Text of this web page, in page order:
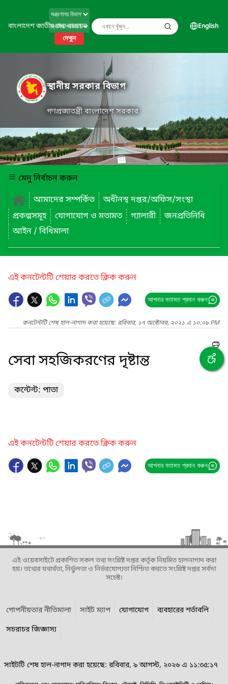
বাংলাদেশ জাতীয় তথ্য বাতায়ন
দেখুন
English
স্থানীয় সরকার বিভাগ
গণপ্রজাতন্ত্রী বাংলাদেশ সরকার
মেনু নির্বাচন করুন
আমাদের সম্পর্কিত
অধীনস্থ দপ্তর/অফিস/সংস্থা
প্রকল্পসমূহ
যোগাযোগ ও মতামত গ্যালারী
জনপ্রতিনিধি
আইন / বিধিমালা
এই কনটেন্টটি শেয়ার করতে ক্লিক করুন
আপনার মতামত প্রদান করুন
কনটেন্টটি শেষ হাল-নাগাদ করা হয়েছে: রবিবার, ১৭ অক্টোবর, ২০২১ এ ১০:০৯ PM
সেবা সহজিকরণের দৃষ্টান্ত
কন্টেন্ট: পাতা
এই কনটেন্টটি শেয়ার করতে ক্লিক করুন
আপনার মতামত প্রদান করুন
এই ওয়েবসাইটে প্রকাশিত সকল তথ্য সংশ্লিষ্ট দপ্তর কর্তৃক নিয়মিত হালনাগাদ করা
হয়। তথ্যের যথার্থতা, নির্ভুলতা ও নির্ভরযোগ্যতা নিশ্চিত করতে সংশ্লিষ্ট দপ্তর সর্বদা
সচেষ্ট।
গোপনীয়তার নীতিমালা সাইট ম্যাপ যোগাযোগ
ব্যবহারের শর্তাবলি
সচরাচর জিজ্ঞাস্য
সাইটটি শেষ হাল-নাগাদ করা হয়েছে: রবিবার, ৯ আগস্ট, ২০২৬ এ ১১:৩৫:১৭